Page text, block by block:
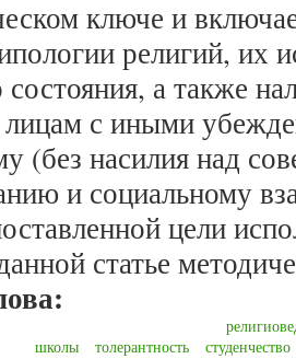
ключе и
религий, их
а также
с иными
(без насилия над
и социальному
цели
статье
школы
толерантность студенчество